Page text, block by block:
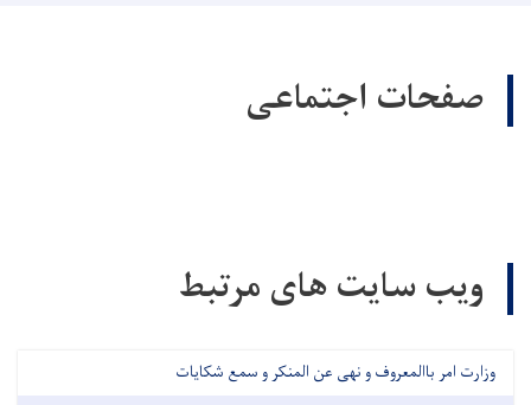
صفحات اجتماعی
ویب سایت های مرتبط
وزارت امر باالمعروف و نهی عن المنکر و سمع شکایات